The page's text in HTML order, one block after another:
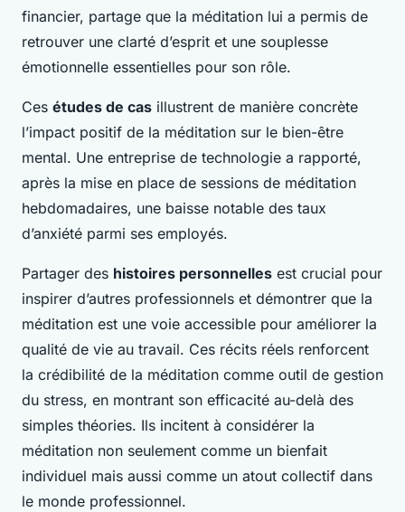
financier, partage que la méditation lui a permis de
retrouver une clarté d’esprit et une souplesse
émotionnelle essentielles pour son rôle.
Ces études de cas illustrent de manière concrète
l’impact positif de la méditation sur le bien-être
mental. Une entreprise de technologie a rapporté,
après la mise en place de sessions de méditation
hebdomadaires, une baisse notable des taux
d’anxiété parmi ses employés.
Partager des histoires personnelles est crucial pour
inspirer d’autres professionnels et démontrer que la
méditation est une voie accessible pour améliorer la
qualité de vie au travail. Ces récits réels renforcent
la crédibilité de la méditation comme outil de gestion
du stress, en montrant son efficacité au-delà des
simples théories. Ils incitent à considérer la
méditation non seulement comme un bienfait
individuel mais aussi comme un atout collectif dans
le monde professionnel.